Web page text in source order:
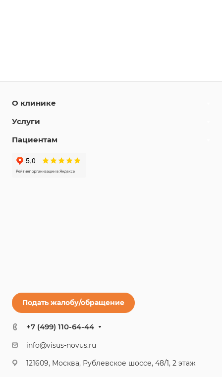
О клинике
Услуги
Пациентам
Подать жалобу/обращение
+7 (499) 110-64-44
info@visus-novus.ru
121609, Москва, Рублевское шоссе, 48/1, 2 этаж